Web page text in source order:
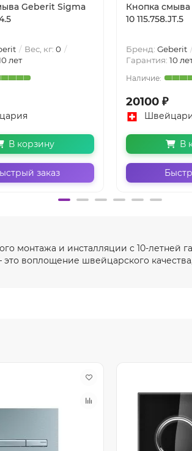
Geberit Sigma
Вес, кг: 0
лет
В корзину
заказ
Кнопка
10 115.758.JT.5
Бренд: Geberit
Гарантия: 10
20100 ₽
В
монтажа и инсталляции с 10-летней
воплощение швейцарского